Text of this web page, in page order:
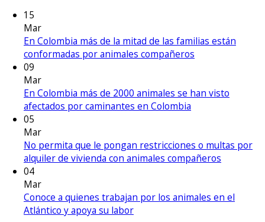
15
Mar
En Colombia más de la mitad de las familias están
conformadas por animales compañeros
09
Mar
En Colombia más de 2000 animales se han visto
afectados por caminantes en Colombia
05
Mar
No permita que le pongan restricciones o multas por
alquiler de vivienda con animales compañeros
04
Mar
Conoce a quienes trabajan por los animales en el
Atlántico y apoya su labor